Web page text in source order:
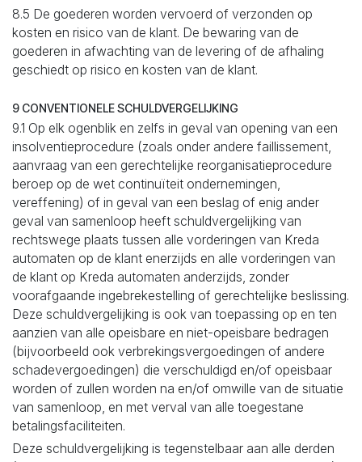
8.5 De goederen worden vervoerd of verzonden op
kosten en risico van de klant. De bewaring van de
goederen in afwachting van de levering of de afhaling
geschiedt op risico en kosten van de klant.
9 CONVENTIONELE SCHULDVERGELIJKING
9.1 Op elk ogenblik en zelfs in geval van opening van een
insolventieprocedure (zoals onder andere faillissement,
aanvraag van een gerechtelijke reorganisatieprocedure
beroep op de wet continuïteit ondernemingen,
vereffening) of in geval van een beslag of enig ander
geval van samenloop heeft schuldvergelijking van
rechtswege plaats tussen alle vorderingen van Kreda
automaten op de klant enerzijds en alle vorderingen van
de klant op Kreda automaten anderzijds, zonder
voorafgaande ingebrekestelling of gerechtelijke beslissing.
Deze schuldvergelijking is ook van toepassing op en ten
aanzien van alle opeisbare en niet-opeisbare bedragen
(bijvoorbeeld ook verbrekingsvergoedingen of andere
schadevergoedingen) die verschuldigd en/of opeisbaar
worden of zullen worden na en/of omwille van de situatie
van samenloop, en met verval van alle toegestane
betalingsfaciliteiten.
Deze schuldvergelijking is tegenstelbaar aan alle derden